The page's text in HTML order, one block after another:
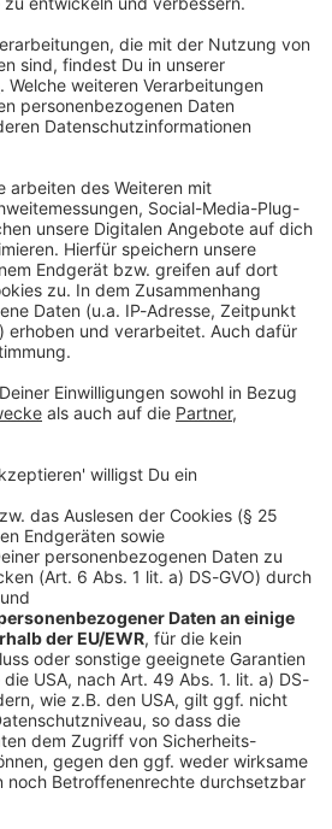
uns etwas sagen?
Studio Hotline
© dpa-infocom, dpa:260625-930-281610/2